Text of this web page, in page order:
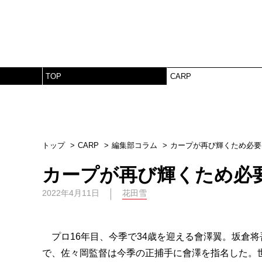
TOP CARP
トップ CARP 編集部コラム カープが再び輝くため必
カープが再び輝くため必
2022年4月11日 花田雪
プロ16年目、今季で34歳を迎える會澤翼。坂倉
で、佐々岡監督は今季の正捕手に會澤を指名した